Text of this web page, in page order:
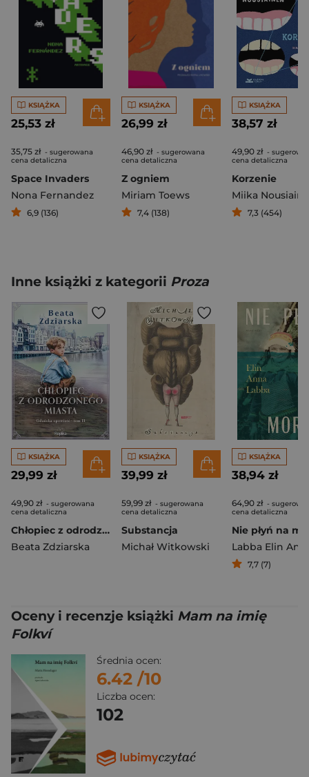
KSIĄŻKA
25,53 zł
35,75 zł - sugerowana
cena detaliczna
Space Invaders
Nona Fernandez
6,9 (136)
KSIĄŻKA
26,99 zł
46,90 zł - sugerowana
cena detaliczna
Z ogniem
Miriam Toews
7,4 (138)
KSIĄŻKA
38,57 zł
49,90 zł -
cena detaliczna
Korzenie
Miika
7,3 (454)
Inne książki z kategorii Proza
KSIĄŻKA
29,99 zł
49,90 zł - sugerowana
cena detaliczna
Chłopiec z odrodzonego miasta. Gdańska opowieść, Tom 2
Beata Zdziarska
KSIĄŻKA
39,99 zł
59,99 zł - sugerowana
cena detaliczna
Substancja
Michał Witkowski
KSIĄŻKA
38,94 zł
64,90 zł -
cena detaliczna
Nie płyń na
Labba Elin
7,7 (7)
Oceny i recenzje książki Mam na imię
Folkví
Średnia ocen:
6.42 /10
Liczba ocen:
102